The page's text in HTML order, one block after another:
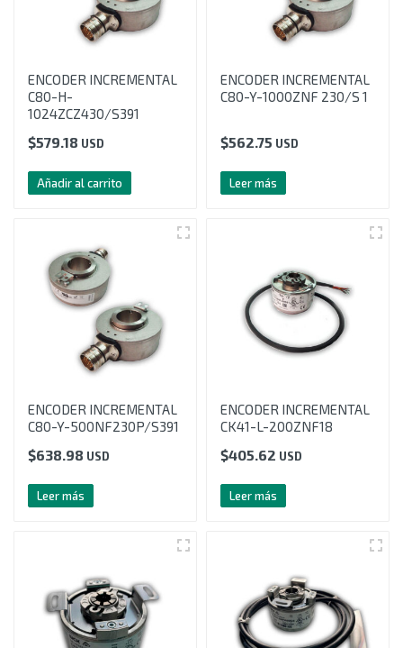
ENCODER INCREMENTAL
C80-H-
1024ZCZ430/S391
$579.18 USD
Añadir al carrito
ENCODER INCREMENTAL
C80-Y-1000ZNF 230/S 1
$562.75 USD
Leer más
ENCODER INCREMENTAL
C80-Y-500NF230P/S391
$638.98 USD
Leer más
ENCODER INCREMENTAL
CK41-L-200ZNF18
$405.62 USD
Leer más